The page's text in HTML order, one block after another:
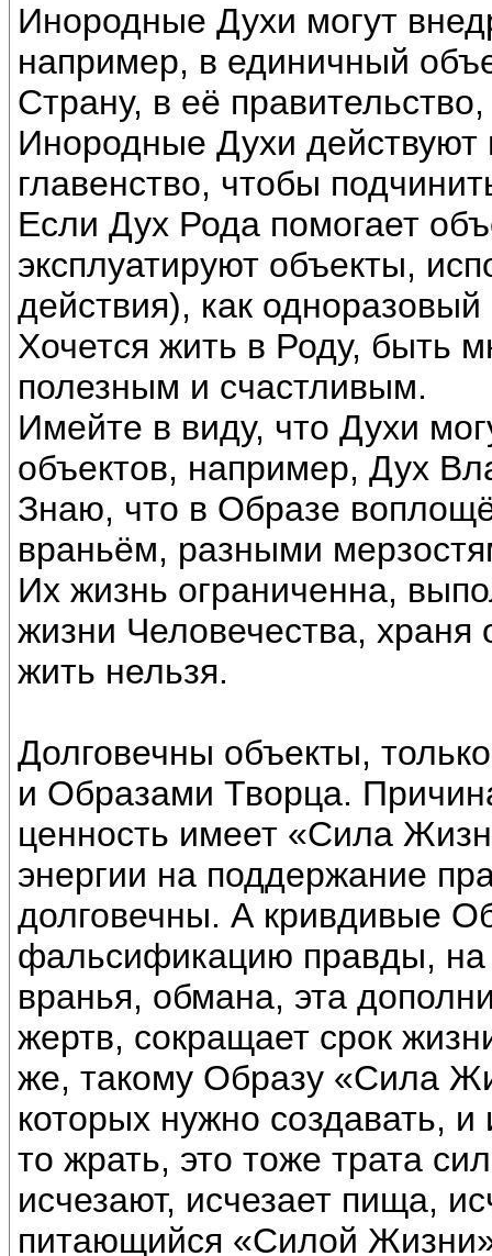
Инородные Духи могут
например, в единичный
Страну, в её
Инородные Духи действуют
главенство, чтобы
Если Дух Рода помогает
эксплуатируют объекты,
действия), как
Хочется жить в Роду, быть
полезным и счастливым.
Имейте в виду, что Духи
объектов, например, Дух
Знаю, что в Образе
враньём, разными
Их жизнь ограниченна,
жизни Человечества, храня
жить нельзя.
Долговечны объекты,
и Образами Творца.
ценность имеет «Сила
энергии на поддержание
долговечны. А кривдивые
фальсификацию правды, на
вранья, обмана, эта
жертв, сокращает срок
же, такому Образу «Сила
которых нужно создавать,
то жрать, это тоже трата
исчезают, исчезает пища,
питающийся «Силой